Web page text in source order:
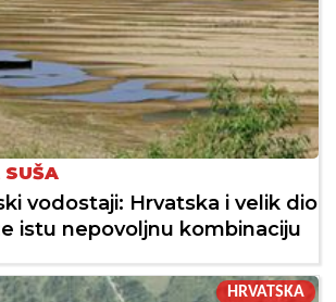
SUŠA
vodostaji: Hrvatska i velik dio
istu nepovoljnu kombinaciju
HRVATSKA